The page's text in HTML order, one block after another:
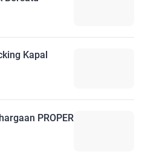
Kapal
PROPER